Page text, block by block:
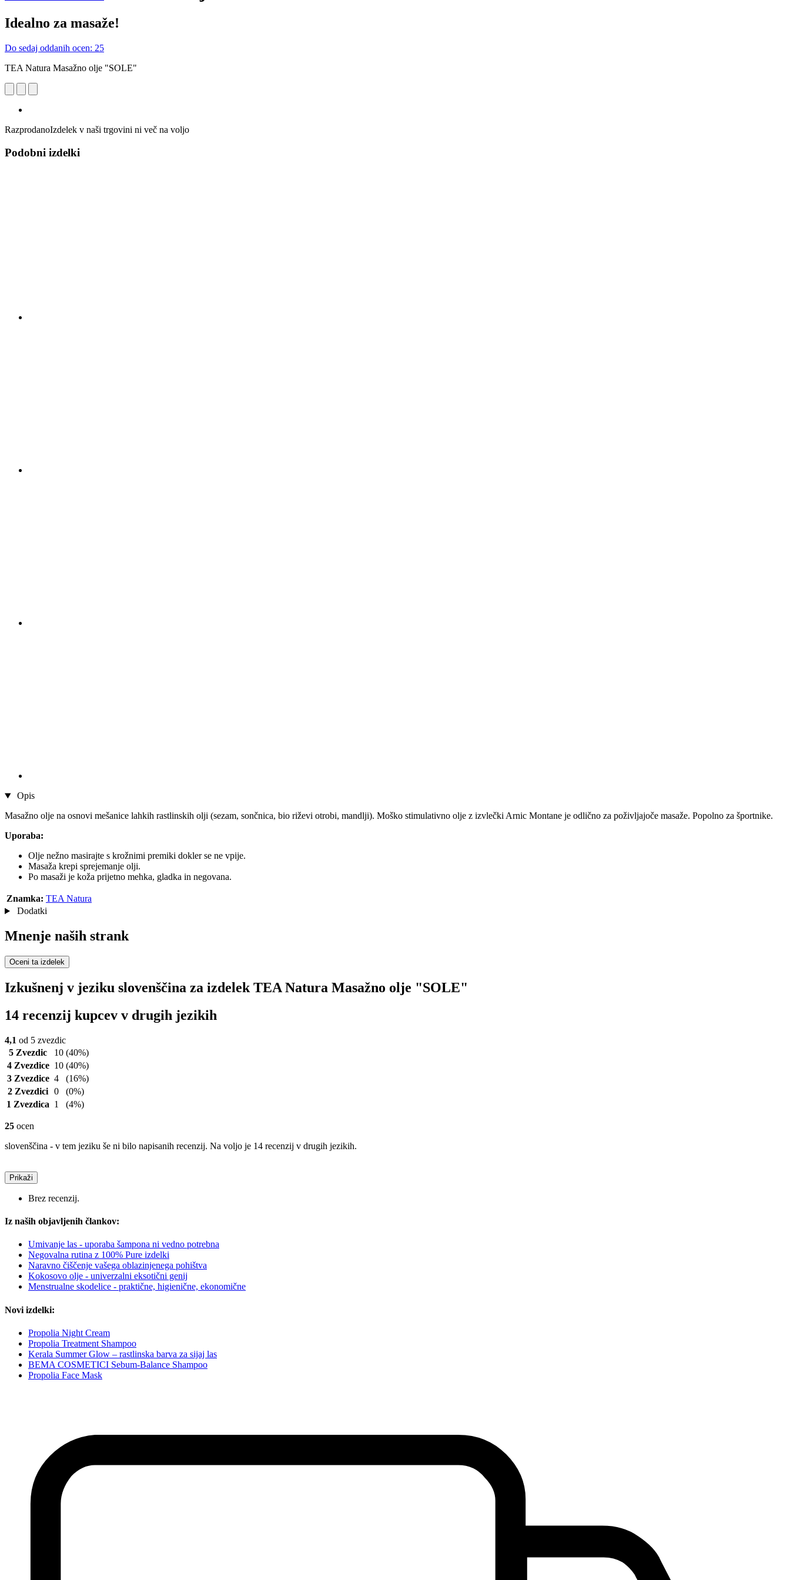
Idealno za masaže!
Do sedaj oddanih ocen: 25
TEA Natura Masažno olje "SOLE"
RazprodanoIzdelek v naši trgovini ni več na voljo
Podobni izdelki
Opis
Masažno olje na osnovi mešanice lahkih rastlinskih olji (sezam, sončnica, bio riževi otrobi, mandlji). Moško stimulativno olje z izvlečki Arnic Montane je odlično za poživljajoče masaže. Popolno za športnike.
Uporaba:
Olje nežno masirajte s krožnimi premiki dokler se ne vpije.
Masaža krepi sprejemanje olji.
Po masaži je koža prijetno mehka, gladka in negovana.
Znamka: TEA Natura
Dodatki
Mnenje naših strank
Oceni ta izdelek
Izkušnenj v jeziku slovenščina za izdelek TEA Natura Masažno olje "SOLE"
14 recenzij kupcev v drugih jezikih
4,1 od 5 zvezdic
5 Zvezdic
10 (40%)
4 Zvezdice 10 (40%)
3 Zvezdice 4
(16%)
2 Zvezdici 0
(0%)
1 Zvezdica 1 (4%)
25 ocen
slovenščina - v tem jeziku še ni bilo napisanih recenzij. Na voljo je 14 recenzij v drugih jezikih.
Prikaži
Brez recenzij.
Iz naših objavljenih člankov:
Umivanje las - uporaba šampona ni vedno potrebna
Negovalna rutina z 100% Pure izdelki
Naravno čiščenje vašega oblazinjenega pohištva
Kokosovo olje - univerzalni eksotični genij
Menstrualne skodelice - praktične, higienične, ekonomične
Novi izdelki:
Propolia Night Cream
Propolia Treatment Shampoo
Kerala Summer Glow – rastlinska barva za sijaj las
BEMA COSMETICI Sebum-Balance Shampoo
Propolia Face Mask